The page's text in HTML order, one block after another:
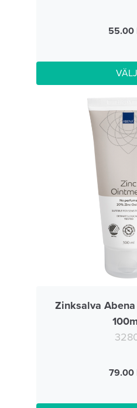
55.00
VÄLJ
Zinksalva
79.00